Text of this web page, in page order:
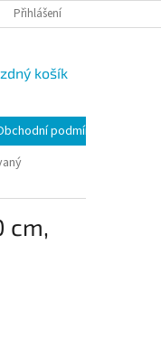
Přihlášení
košík
podmínky
cm,